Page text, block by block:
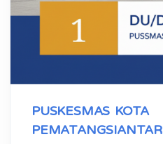
PUSKESMAS KOTA
PEMATANGSIANTAR